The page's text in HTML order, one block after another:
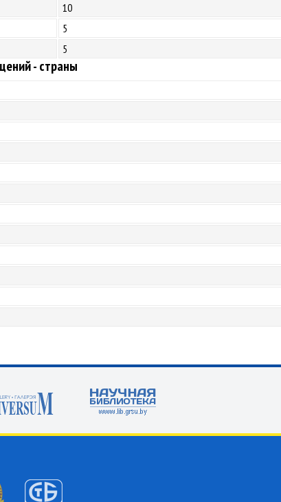
10
5
5
- страны